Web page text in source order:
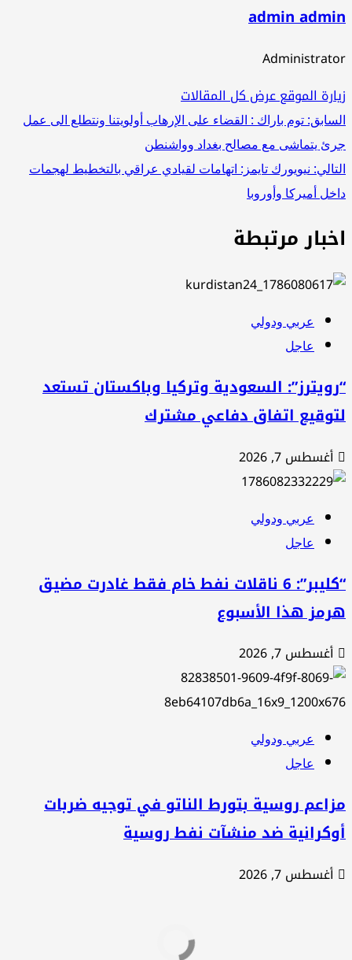
admin
الموقععرض كل المقالات
توم باراك : القضاء على الإرهاب أولويتنا ونتطلع الى عمل
يتماشى مع مصالح بغداد وواشنطن
نيويورك تايمز: اتهامات لقيادي عراقي بالتخطيط لهجمات
أميركا وأوروبا
مرتبطة
عربي ودولي
عاجل
السعودية وتركيا وباكستان تستعد
اتفاق دفاعي مشترك
أغسطس 7, 2026
عربي ودولي
عاجل
“كليبر”: 6 ناقلات نفط خام فقط غادرت مضيق
هذا الأسبوع
أغسطس 7, 2026
عربي ودولي
عاجل
روسية بتورط الناتو في توجيه ضربات
ضد منشآت نفط روسية
أغسطس 7, 2026